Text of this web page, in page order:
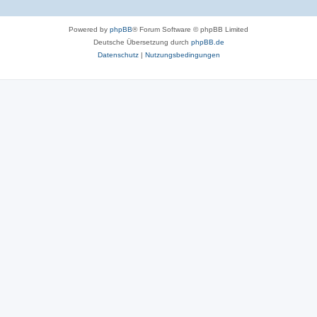
Powered by phpBB® Forum Software © phpBB Limited
Deutsche Übersetzung durch phpBB.de
Datenschutz| Nutzungsbedingungen